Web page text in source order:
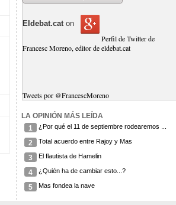
Eldebat.cat on
Perfil de Twitter de
Francesc Moreno, editor de eldebat.cat
Tweets por @FrancescMoreno
LA OPINIÓN MÁS LEÍDA
1
¿Por qué el 11 de septiembre rodearemos ...
2 Total acuerdo entre Rajoy y Mas
3 El flautista de Hamelin
4 ¿Quién ha de cambiar esto...?
5 Mas fondea la nave